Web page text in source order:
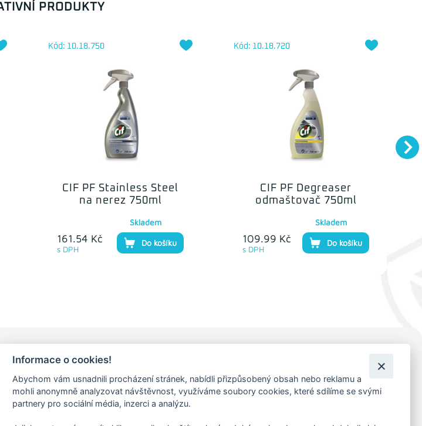
PRODUKTY
CIF PF Stainless Steel
na nerez 750ml
Kód: 10.18.750
161.54 Kč
s DPH
Skladem
Do košíku
CIF PF Degreaser
odmaštovač 750ml
Kód: 10.18.720
109.99 Kč
s DPH
Skladem
Do košíku
FAKTURAČNÍ ADRESA
Družstevní 1394/12
Praha 4 - Nusle, 140 00
IČO: 28404009
Lutopecny 159 (areál bývalého ZD)
Informace o cookies!
Abychom vám usnadnili procházení stránek, nabídli přizpůsobený obsah nebo reklamu a
mohli anonymně analyzovat návštěvnost, využíváme soubory cookies, které sdílíme se svými
partnery pro sociální média, inzerci a analýzu.